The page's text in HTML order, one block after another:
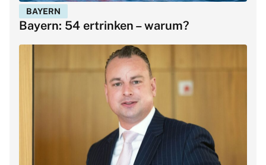
BAYERN
Bayern: 54 ertrinken – warum?